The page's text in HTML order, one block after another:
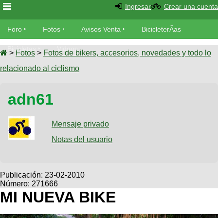
Foro
Foro
TÃ©cnica
Fotos
tu foto
Galeria
XC
Viajes
Descenso
SUBÃ
tu
Buscar
Ultimos
Fotos
BicicleterÃ­
as
Bicicletas
Tandem
Videos
Cicloturismo
Ingresar Crear una cuenta
Foro Fotos Avisos Venta BicicleterÃ­as
Bicicletas Videos
> Fotos > Fotos de bikers, accesorios, novedades y todo lo
relacionado al ciclismo
adn61
Mensaje privado
Notas del usuario
Publicación: 23-02-2010
Número: 271666
MI NUEVA BIKE